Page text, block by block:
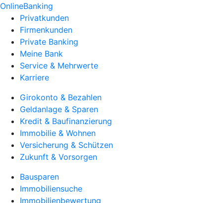
OnlineBanking
Privatkunden
Firmenkunden
Private Banking
Meine Bank
Service & Mehrwerte
Karriere
Girokonto & Bezahlen
Geldanlage & Sparen
Kredit & Baufinanzierung
Immobilie & Wohnen
Versicherung & Schützen
Zukunft & Vorsorgen
Bausparen
Immobiliensuche
Immobilienbewertung